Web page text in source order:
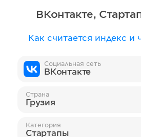
ВКонтакте,
Как считается индекс и
Социальная сеть
ВКонтакте
Страна
Грузия
Категория
Стартапы